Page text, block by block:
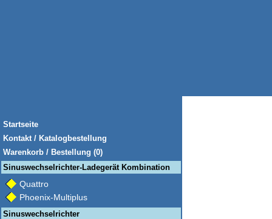
Startseite
Kontakt / Katalogbestellung
Warenkorb / Bestellung (0)
Sinuswechselrichter-Ladegerät Kombination
Quattro
Phoenix-Multiplus
Sinuswechselrichter